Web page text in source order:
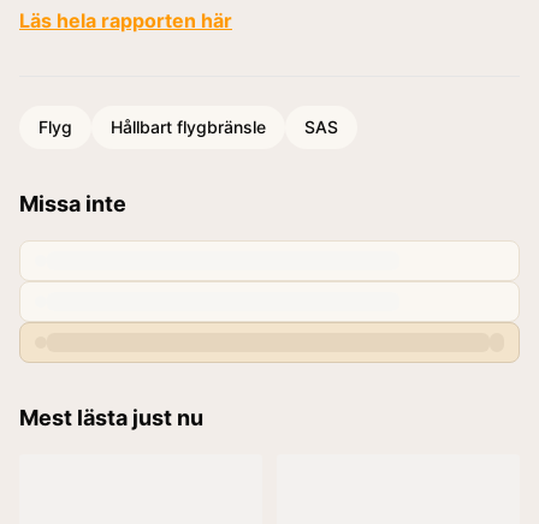
Läs hela rapporten här
Flyg Hållbart flygbränsle SAS
Missa inte
Mest lästa just nu